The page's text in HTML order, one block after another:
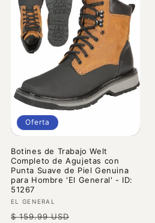
Oferta
Botines de Trabajo Welt
Completo de Agujetas con
Punta Suave de Piel Genuina
para Hombre 'El General' - ID:
51267
Proveedor:
EL GENERAL
Precio
$ 159.99 USD